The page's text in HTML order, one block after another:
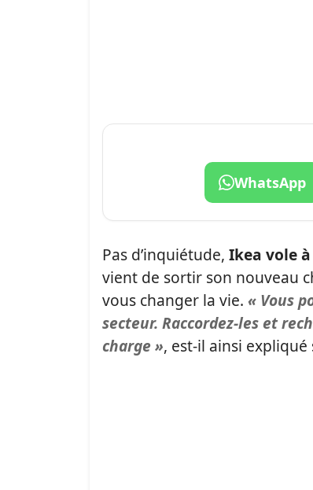
WhatsApp
Pas d’inquiétude, Ikea vole
vient de sortir son nouveau
vous changer la vie. « Vous
secteur. Raccordez-les et
charge », est-il ainsi